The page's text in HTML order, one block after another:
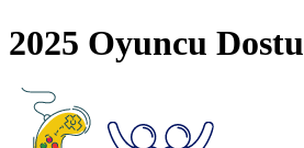
2025 Oyuncu Dostu